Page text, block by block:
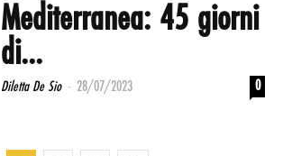
Mediterranea: 45 giorni
di...
Diletta De Sio - 28/07/2023 0